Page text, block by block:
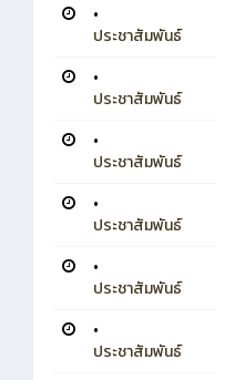
•
ประชาสัมพันธ์
•
ประชาสัมพันธ์
•
ประชาสัมพันธ์
•
ประชาสัมพันธ์
•
ประชาสัมพันธ์
•
ประชาสัมพันธ์